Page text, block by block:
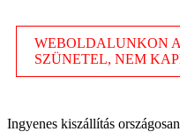
WEBOLDALUNKON
SZÜNETEL, NEM
Ingyenes kiszállítás